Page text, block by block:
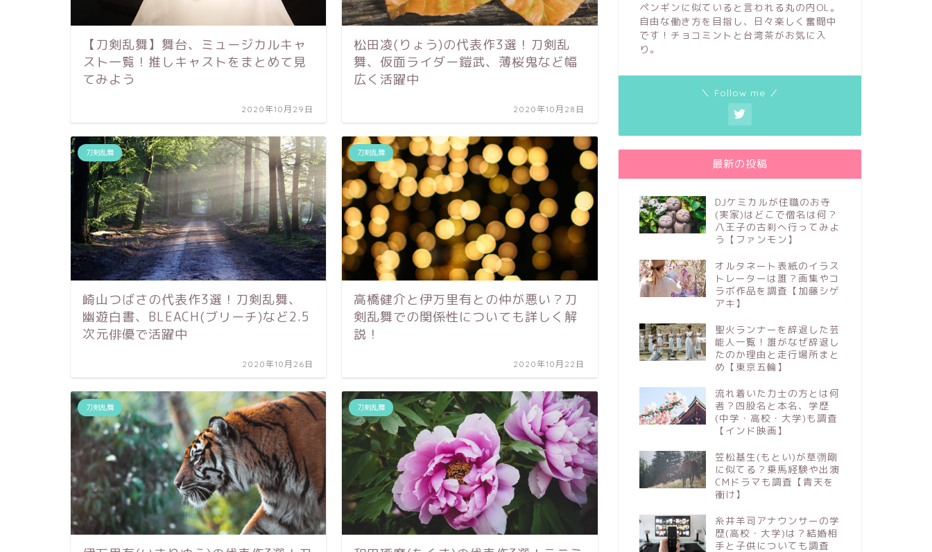
【刀剣乱舞】舞台、ミュージカルキャ
スト一覧！推しキャストをまとめて見
てみよう
2020年10月29日
松田凌(りょう)の代表作3選！刀剣乱
舞、仮面ライダー鎧武、薄桜鬼など幅
広く活躍中
2020年10月28日
刀剣乱舞
崎山つばさの代表作3選！刀剣乱舞、
幽遊白書、BLEACH(ブリーチ)など2.5
次元俳優で活躍中
2020年10月26日
刀剣乱舞
高橋健介と伊万里有との仲が悪い？刀
剣乱舞での関係性についても詳しく解
説！
2020年10月22日
刀剣乱舞 刀剣乱舞
ペンギンに似ていると言われる丸の内OL。
自由な働き方を目指し、日々楽しく奮闘中
です！チョコミントと台湾茶がお気に入
り。
＼ Follow me ／
最新の投稿
DJケミカルが住職のお寺
(実家)はどこで僧名は何？
八王子の古刹へ行ってみよ
う【ファンモン】
オルタネート表紙のイラス
トレーターは誰？画集やコ
ラボ作品を調査【加藤シゲ
アキ】
聖火ランナーを辞退した芸
能人一覧！誰がなぜ辞退し
たのか理由と走行場所まと
め【東京五輪】
流れ着いた力士の方とは何
者？四股名と本名、学歴
(中学・高校・大学)も調査
【インド映画】
笠松基生(もとい)が草彅剛
に似てる？乗馬経験や出演
CMドラマも調査【青天を
衝け】
糸井羊司アナウンサーの学
歴(高校・大学)は？結婚相
手と子供についても調査